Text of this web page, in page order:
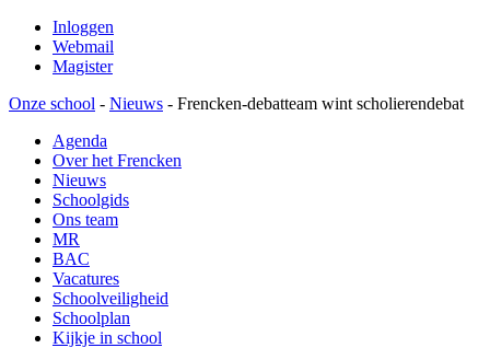
Inloggen
Webmail
Magister
Onze school - Nieuws - Frencken-debatteam wint scholierendebat
Agenda
Over het Frencken
Nieuws
Schoolgids
Ons team
MR
BAC
Vacatures
Schoolveiligheid
Schoolplan
Kijkje in school